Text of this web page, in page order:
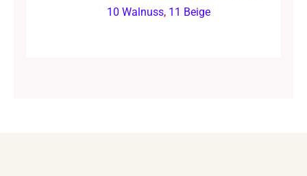
10 Walnuss, 11 Beige